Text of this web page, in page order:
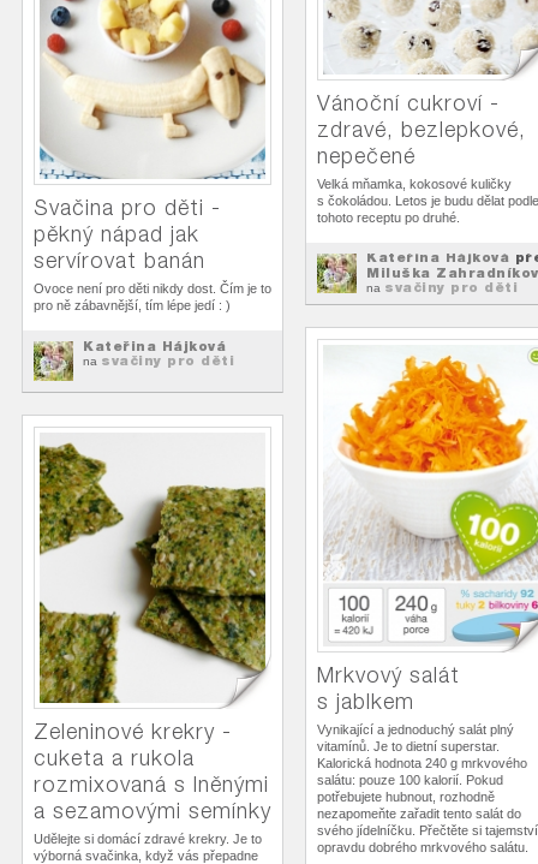
Vánoční cukroví -
zdravé, bezlepkové,
nepečené
Velká mňamka, kokosové kuličky
s čokoládou. Letos je budu dělat podle
tohoto receptu po druhé.
Kateřina Hájková
Miluška
na svačiny pro děti
Svačina pro děti -
pěkný nápad jak
servírovat banán
Ovoce není pro děti nikdy dost. Čím je to
pro ně zábavnější, tím lépe jedí : )
Kateřina Hájková
na svačiny pro děti
Mrkvový salát
s jablkem
Vynikající a jednoduchý salát plný
vitamínů. Je to dietní superstar.
Kalorická hodnota 240 g mrkvového
salátu: pouze 100 kalorií. Pokud
potřebujete hubnout, rozhodně
nezapomeňte zařadit tento salát do
svého jídelníčku. Přečtěte si tajemství
opravdu dobrého mrkvového salátu.
Zeleninové krekry -
cuketa a rukola
rozmixovaná s lněnými
a sezamovými semínky
Udělejte si domácí zdravé krekry. Je to
výborná svačinka, když vás přepadne